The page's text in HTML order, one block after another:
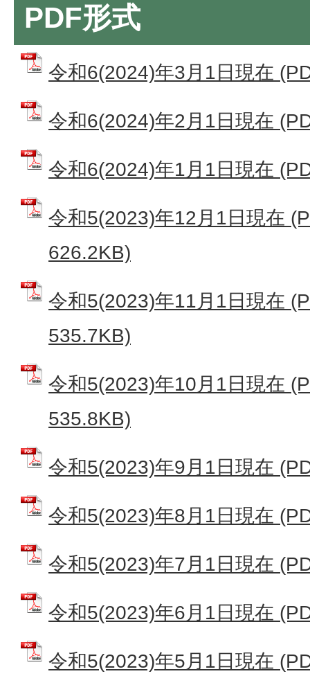
PDF形式
令和6(2024)年3月1日現在
令和6(2024)年2月1日現在
令和6(2024)年1月1日現在
令和5(2023)年12月1日現在
626.2KB)
令和5(2023)年11月1日現在
535.7KB)
令和5(2023)年10月1日現在
535.8KB)
令和5(2023)年9月1日現在
令和5(2023)年8月1日現在
令和5(2023)年7月1日現在
令和5(2023)年6月1日現在
令和5(2023)年5月1日現在